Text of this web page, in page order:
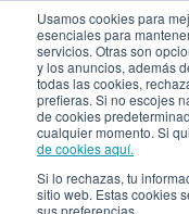
Usamos cookies para
esenciales para
servicios. Otras son
y los anuncios, además
todas las cookies,
prefieras. Si no escojes
de cookies
cualquier momento. Si
de cookies aquí.
Si lo rechazas, tu
sitio web. Estas cookies
sus preferencias.